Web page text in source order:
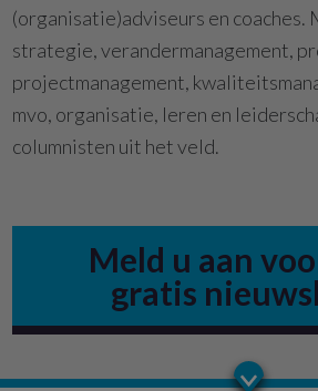
(organisatie)adviseurs en coaches.
strategie, verandermanagement,
projectmanagement,
mvo, organisatie, leren en
columnisten uit het veld.
Meld u aan
gratis